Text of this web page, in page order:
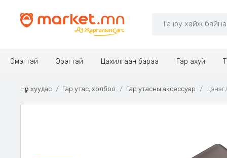
Эмэгтэй Эрэгтэй Цахилгаан бараа Гэр ахуй
Нүүр хуудас Гар утас, холбоо Гар утасны аксессуар